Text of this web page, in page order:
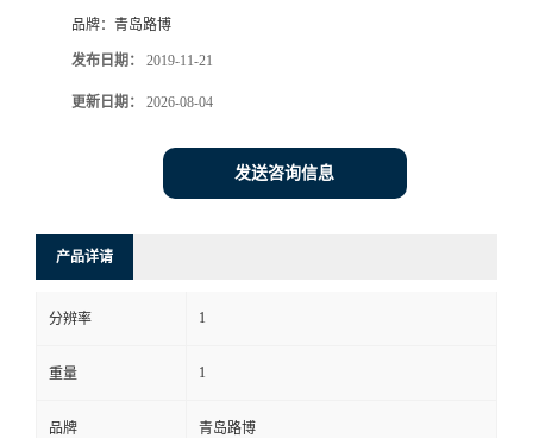
品牌： 青岛路博
发布日期： 2019-11-21
更新日期： 2026-08-04
发送咨询信息
产品详请
分辨率 1
重量 1
品牌 青岛路博